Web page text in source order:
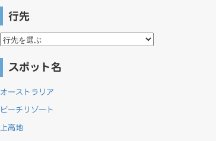
行先
行
スポット名
オーストラリア
ビーチリゾート
上高地